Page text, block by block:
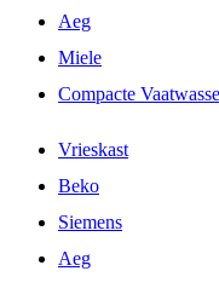
Aeg
Miele
Compacte
Vrieskast
Beko
Siemens
Aeg